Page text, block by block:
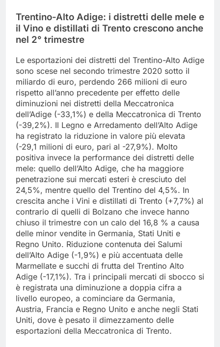
Trentino-Alto Adige: i distretti delle mele e
il Vino e distillati di Trento crescono anche
nel 2° trimestre
Le esportazioni dei distretti del Trentino-Alto Adige
sono scese nel secondo trimestre 2020 sotto il
miliardo di euro, perdendo 266 milioni di euro
rispetto all’anno precedente per effetto delle
diminuzioni nei distretti della Meccatronica
dell’Adige (-33,1%) e della Meccatronica di Trento
(-39,2%). Il Legno e Arredamento dell’Alto Adige
ha registrato la riduzione in valore più elevata
(-29,1 milioni di euro, pari al -27,9%). Molto
positiva invece la performance dei distretti delle
mele: quello dell’Alto Adige, che ha maggiore
penetrazione sui mercati esteri è cresciuto del
24,5%, mentre quello del Trentino del 4,5%. In
crescita anche i Vini e distillati di Trento (+7,7%) al
contrario di quelli di Bolzano che invece hanno
chiuso il trimestre con un calo del 16,8 % a causa
delle minor vendite in Germania, Stati Uniti e
Regno Unito. Riduzione contenuta dei Salumi
dell’Alto Adige (-1,9%) e più accentuata delle
Marmellate e succhi di frutta del Trentino Alto
Adige (-17,1%). Tra i principali mercati di sbocco si
è registrata una diminuzione a doppia cifra a
livello europeo, a cominciare da Germania,
Austria, Francia e Regno Unito e anche negli Stati
Uniti, dove è pesato il dimezzamento delle
esportazioni della Meccatronica di Trento.